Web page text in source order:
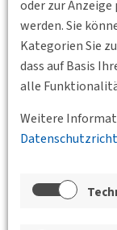
oder zur
werden. Sie
Kategorien Sie
dass auf Basis
alle
Weitere